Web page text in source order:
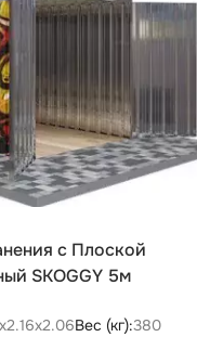
с Плоской
SKOGGY 5м
Вес (кг):380